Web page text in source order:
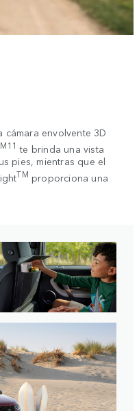
envolvente 3D
te brinda una vista
pies, mientras que el
TM proporciona una